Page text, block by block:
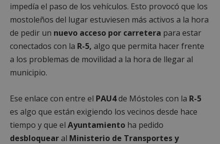
impedía el paso de los vehículos. Esto provocó que los
mostoleños del lugar estuviesen más activos a la hora
de pedir un nuevo acceso por carretera para estar
conectados con la R-5, algo que permita hacer frente
a los problemas de movilidad a la hora de llegar al
municipio.
Ese enlace con entre el PAU4de Móstoles con la R-5
es algo que están exigiendo los vecinos desde hace
tiempo y que el Ayuntamiento ha pedido
desbloquearal Ministerio de Transportes y